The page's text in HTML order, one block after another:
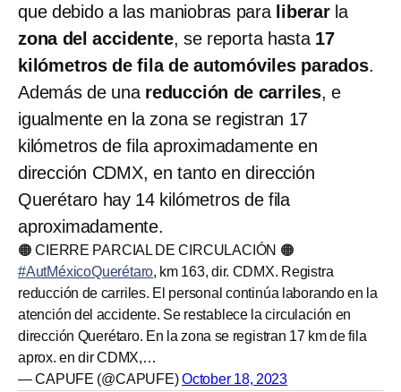
que debido a las maniobras para liberarla
zona del accidente, se reporta hasta 17
kilómetros de fila de automóviles parados.
Además de una reducción de carriles, e
igualmente en la zona se registran 17
kilómetros de fila aproximadamente en
dirección CDMX, en tanto en dirección
Querétaro hay 14 kilómetros de fila
aproximadamente.
🟠 CIERRE PARCIAL DE CIRCULACIÓN 🟠
#AutMéxicoQuerétaro, km 163, dir. CDMX. Registra
reducción de carriles. El personal continúa laborando en la
atención del accidente. Se restablece la circulación en
dirección Querétaro. En la zona se registran 17 km de fila
aprox. en dir CDMX,…
— CAPUFE (@CAPUFE)October 18, 2023